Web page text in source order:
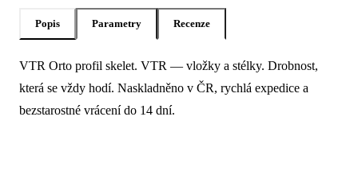
Popis Parametry Recenze
Popis produktu VTR Orto profil skelet
VTR Orto profil skelet. VTR — vložky a stélky. Drobnost,
která se vždy hodí. Naskladněno v ČR, rychlá expedice a
bezstarostné vrácení do 14 dní.